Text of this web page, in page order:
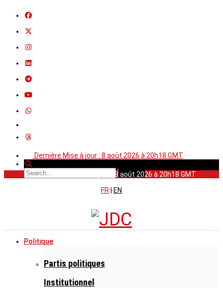
Dernière Mise à jour : 8 août 2026 à 20h18 GMT
Dernière Mise à jour : 8 août 2026 à 20h18 GMT
FR
EN
Politique
Partis politiques
Institutionnel